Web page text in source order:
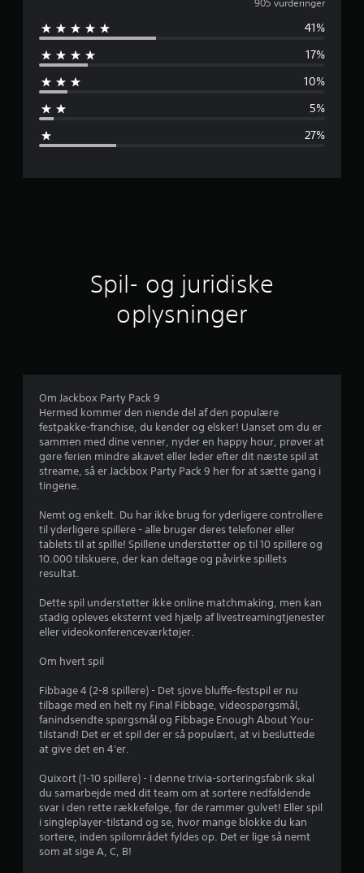
e
n
n
m
n
v
r
d
r
i
g
3
.
9
s
t
905 vurderinger
41%
17%
10%
5%
27%
Spil- og juridiske
oplysninger
Om Jackbox Party Pack 9
Hermed kommer den niende del af den populære
festpakke-franchise, du kender og elsker! Uanset om du er
sammen med dine venner, nyder en happy hour, prøver at
gøre ferien mindre akavet eller leder efter dit næste spil at
streame, så er Jackbox Party Pack 9 her for at sætte gang i
tingene.
Nemt og enkelt. Du har ikke brug for yderligere controllere
til yderligere spillere - alle bruger deres telefoner eller
tablets til at spille! Spillene understøtter op til 10 spillere og
10.000 tilskuere, der kan deltage og påvirke spillets
resultat.
Dette spil understøtter ikke online matchmaking, men kan
stadig opleves eksternt ved hjælp af livestreamingtjenester
eller videokonferenceværktøjer.
Om hvert spil
Fibbage 4 (2-8 spillere) - Det sjove bluffe-festspil er nu
tilbage med en helt ny Final Fibbage, videospørgsmål,
fanindsendte spørgsmål og Fibbage Enough About You-
tilstand! Det er et spil der er så populært, at vi besluttede
at give det en 4'er.
Quixort (1-10 spillere) - I denne trivia-sorteringsfabrik skal
du samarbejde med dit team om at sortere nedfaldende
svar i den rette rækkefølge, før de rammer gulvet! Eller spil
i singleplayer-tilstand og se, hvor mange blokke du kan
sortere, inden spilområdet fyldes op. Det er lige så nemt
som at sige A, C, B!